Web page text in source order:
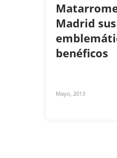
Madrid
benéficos
Mayo, 2013